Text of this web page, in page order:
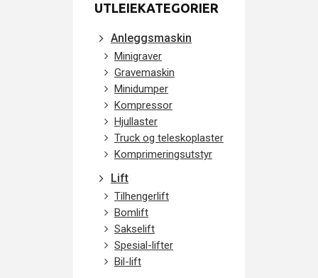
UTLEIEKATEGORIER
Anleggsmaskin
Minigraver
Gravemaskin
Minidumper
Kompressor
Hjullaster
Truck og teleskoplaster
Komprimeringsutstyr
Lift
Tilhengerlift
Bomlift
Sakselift
Spesial-lifter
Bil-lift